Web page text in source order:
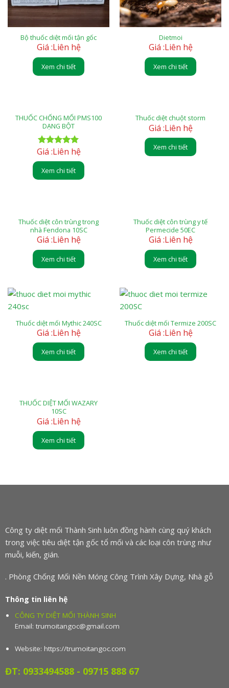
Bộ thuốc diệt mối tận gốc
Giá :Liên hệ
Xem chi tiết
Dietmoi
Giá :Liên hệ
Xem chi tiết
THUỐC CHỐNG MỐI PMS100
DẠNG BỘT
Rated5.00
out of 5
Giá :Liên hệ
Xem chi tiết
Thuốc diệt chuột storm
Giá :Liên hệ
Xem chi tiết
Thuốc diệt côn trùng trong
nhà Fendona 10SC
Giá :Liên hệ
Xem chi tiết
Thuốc diệt côn trùng y tế
Permecide 50EC
Giá :Liên hệ
Xem chi tiết
Thuốc diệt mối Mythic 240SC
Giá :Liên hệ
Xem chi tiết
Thuốc diệt mối Termize 200SC
Giá :Liên hệ
Xem chi tiết
THUỐC DIỆT MỐI WAZARY
10SC
Giá :Liên hệ
Xem chi tiết
Công ty diệt mối Thành Sinh luôn đồng hành cùng quý khách
trong việc tiêu diệt tận gốc tổ mối và các loại côn trùng như
muỗi, kiến, gián.
. Phòng Chống Mối Nền Móng Công Trình Xây Dựng, Nhà gỗ
Thông tin liên hệ
CÔNG TY DIỆT MỐI THÀNH SINH
Email: trumoitangoc@gmail.com
Website: https://trumoitangoc.com
ĐT: 0933494588 - 09715 888 67